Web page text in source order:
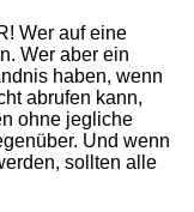
Wer auf eine
Wer aber ein
haben, wenn
abrufen kann,
ohne jegliche
Und wenn
sollten alle